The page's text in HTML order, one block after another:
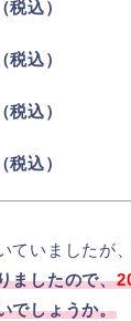
込）
込）
込）
込）
ていましたが、
ましたので、
でしょうか。